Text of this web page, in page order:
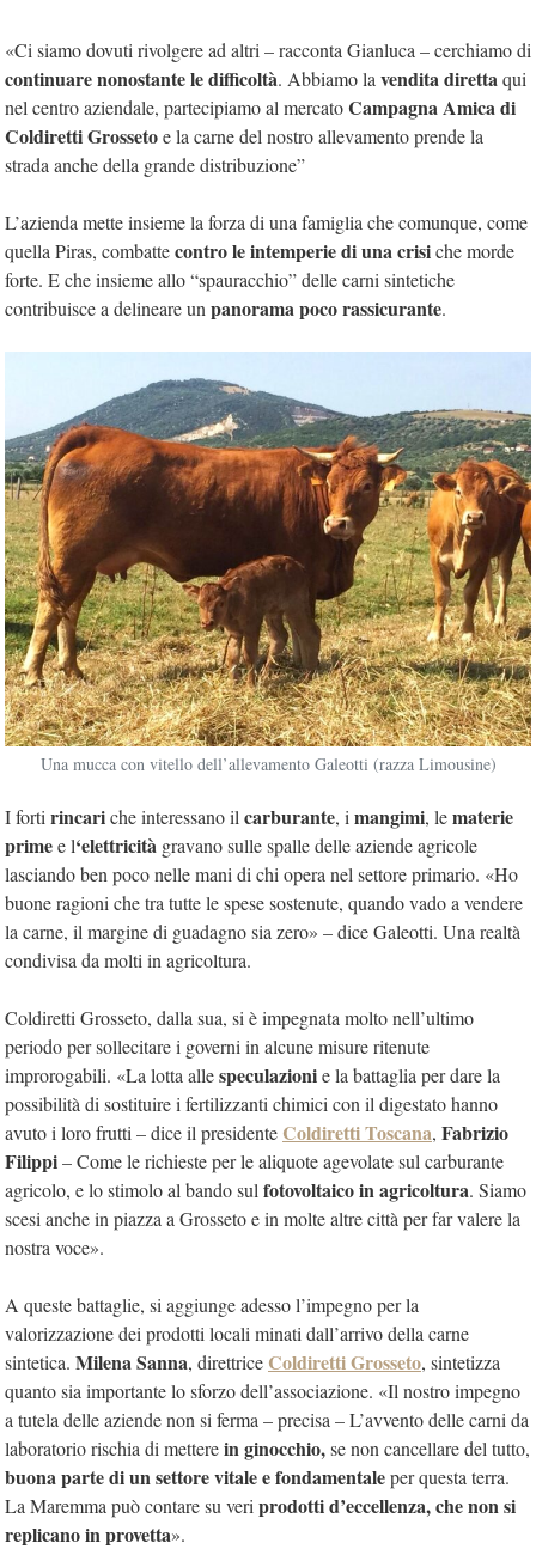
«Ci siamo dovuti rivolgere ad altri – racconta Gianluca – cerchiamo di
continuare nonostante le difficoltà. Abbiamo la vendita direttaqui
nel centro aziendale, partecipiamo al mercatoCampagna Amicadi
Coldiretti Grossetoe la carne del nostro allevamento prende la
strada anche della grande distribuzione”
L’azienda mette insieme la forza di una famiglia che comunque, come
quella Piras, combattecontro le intemperie di una crisiche morde
forte. E che insieme allo “spauracchio” delle carni sintetiche
contribuisce a delineare un panorama poco rassicurante.
Una mucca con vitello dell’allevamento Galeotti (razza Limousine)
I forti rincariche interessano il carburante, i mangimi, lematerie
primee l‘elettricità gravano sulle spalle delle aziende agricole
lasciando ben poco nelle mani di chi opera nel settore primario. «Ho
buone ragioni che tra tutte le spese sostenute, quando vado a vendere
la carne, il margine di guadagno sia zero» – dice Galeotti. Una realtà
condivisa da molti in agricoltura.
Coldiretti Grosseto, dalla sua, si è impegnata molto nell’ultimo
periodo per sollecitare i governi in alcune misure ritenute
improrogabili. «La lotta allespeculazionie la battaglia per dare la
possibilità di sostituire i fertilizzanti chimici con il digestato hanno
avuto i loro frutti – dice il presidente Coldiretti Toscana, Fabrizio
Filippi– Come le richieste per le aliquote agevolate sul carburante
agricolo, e lo stimolo al bando sul fotovoltaico in agricoltura. Siamo
scesi anche in piazza a Grosseto e in molte altre città per far valere la
nostra voce».
A queste battaglie, si aggiunge adesso l’impegno per la
valorizzazione dei prodotti locali minati dall’arrivo della carne
sintetica. Milena Sanna, direttrice Coldiretti Grosseto, sintetizza
quanto sia importante lo sforzo dell’associazione. «Il nostro impegno
a tutela delle aziende non si ferma – precisa – L’avvento delle carni da
laboratorio rischia di metterein ginocchio,se non cancellare del tutto,
buona parte di un settore vitale e fondamentaleper questa terra.
La Maremma può contare su veri prodotti d’eccellenza, che non si
replicano in provetta».